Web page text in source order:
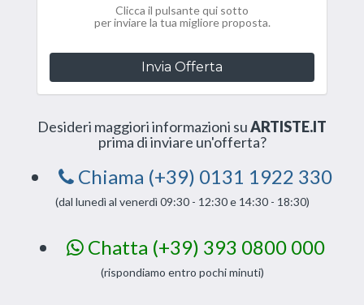
Clicca il pulsante qui sotto
per inviare la tua migliore proposta.
Invia Offerta
Desideri maggiori informazioni suARTISTE.IT
prima di inviare un'offerta?
Chiama (+39) 0131 1922 330
(dal lunedì al venerdì 09:30 - 12:30 e 14:30 - 18:30)
Chatta (+39) 393 0800 000
(rispondiamo entro pochi minuti)